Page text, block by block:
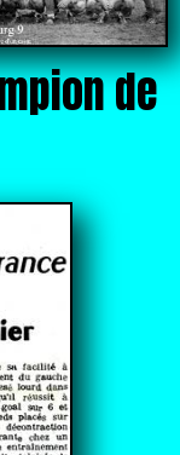
de